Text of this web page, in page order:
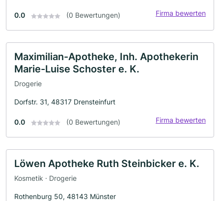
0.0 (0 Bewertungen) Firma bewerten
Maximilian-Apotheke, Inh. Apothekerin
Marie-Luise Schoster e. K.
Drogerie
Dorfstr. 31, 48317 Drensteinfurt
0.0 (0 Bewertungen) Firma bewerten
Löwen Apotheke Ruth Steinbicker e. K.
Kosmetik · Drogerie
Rothenburg 50, 48143 Münster